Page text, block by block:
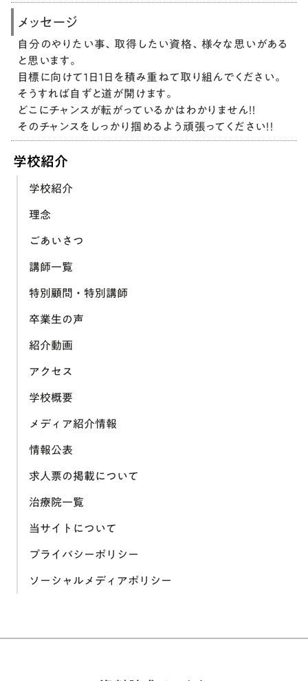
メッセージ
自分のやりたい事、取得したい資格、様々な思いがある
と思います。
目標に向けて１日１日を積み重ねて取り組んでください。
そうすれば自ずと道が開けます。
どこにチャンスが転がっているかはわかりません！！
そのチャンスをしっかり掴めるよう頑張ってください！！
学校紹介
学校紹介
理念
ごあいさつ
講師一覧
特別顧問・特別講師
卒業生の声
紹介動画
アクセス
学校概要
メディア紹介情報
情報公表
求人票の掲載について
治療院一覧
当サイトについて
プライバシーポリシー
ソーシャルメディアポリシー